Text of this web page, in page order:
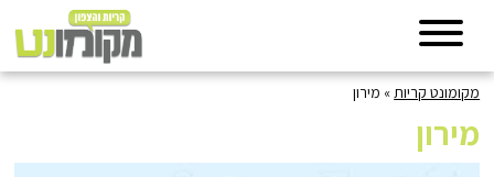
מקומונט קריות » מירון
מירון